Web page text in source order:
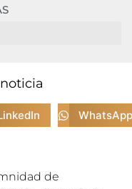
WhatsApp
de